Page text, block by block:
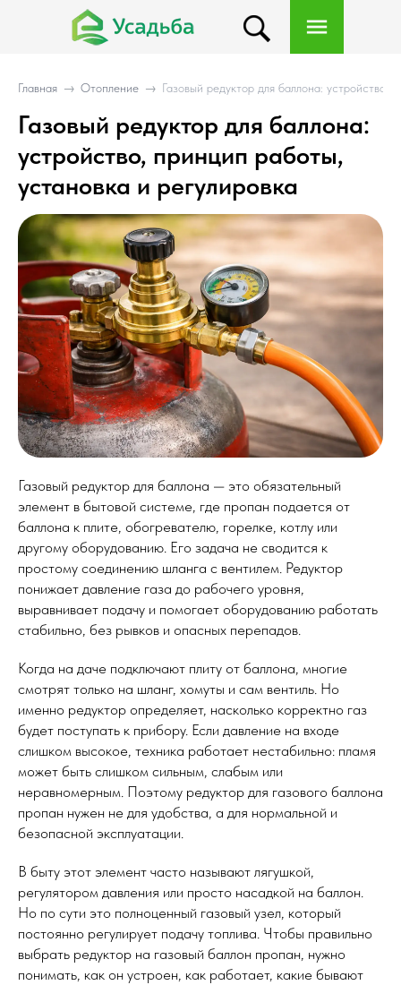
Главная → Отопление → Газовый редуктор для баллона: устройство,
Газовый редуктор для баллона:
устройство, принцип работы,
установка и регулировка
Газовый редуктор для баллона — это обязательный
элемент в бытовой системе, где пропан подается от
баллона к плите, обогревателю, горелке, котлу или
другому оборудованию. Его задача не сводится к
простому соединению шланга с вентилем. Редуктор
понижает давление газа до рабочего уровня,
выравнивает подачу и помогает оборудованию работать
стабильно, без рывков и опасных перепадов.
Когда на даче подключают плиту от баллона, многие
смотрят только на шланг, хомуты и сам вентиль. Но
именно редуктор определяет, насколько корректно газ
будет поступать к прибору. Если давление на входе
слишком высокое, техника работает нестабильно: пламя
может быть слишком сильным, слабым или
неравномерным. Поэтому редуктор для газового баллона
пропан нужен не для удобства, а для нормальной и
безопасной эксплуатации.
В быту этот элемент часто называют лягушкой,
регулятором давления или просто насадкой на баллон.
Но по сути это полноценный газовый узел, который
постоянно регулирует подачу топлива. Чтобы правильно
выбрать редуктор на газовый баллон пропан, нужно
понимать, как он устроен, как работает, какие бывают